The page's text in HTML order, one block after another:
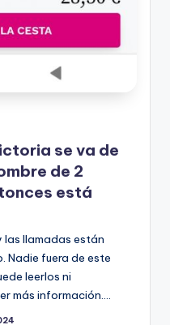
se va de
de 2
está
las llamadas están
Nadie fuera de este
leerlos ni
más información.…